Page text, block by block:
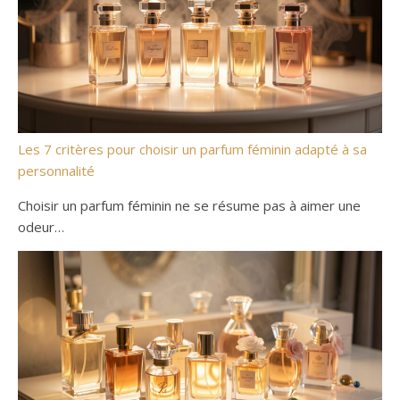
Les 7 critères pour choisir un parfum féminin adapté à sa
personnalité
Choisir un parfum féminin ne se résume pas à aimer une
odeur…